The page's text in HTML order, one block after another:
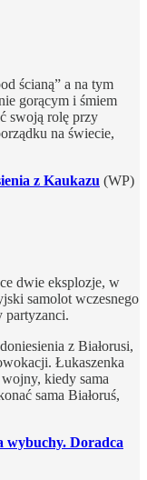
ścianą” a na tym
gorącym i śmiem
swoją rolę przy
na świecie,
z Kaukazu (WP)
dwie eksplozje, w
samolot wczesnego
partyzanci.
z Białorusi,
Łukaszenka
kiedy sama
sama Białoruś,
wybuchy. Doradca